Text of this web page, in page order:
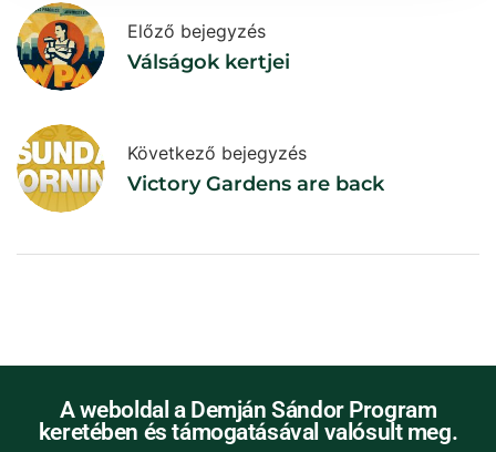
Előző bejegyzés
Válságok kertjei
Következő bejegyzés
Victory Gardens are back
A weboldal a Demján Sándor Program
keretében és támogatásával valósult meg.